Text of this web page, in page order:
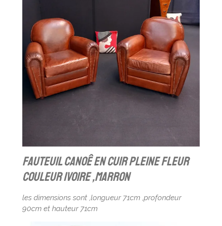
fauteuil canoê en cuir pleine fleur
couleur ivoire ,marron
les dimensions sont ,longueur 71cm ,profondeur
90cm et hauteur 71cm